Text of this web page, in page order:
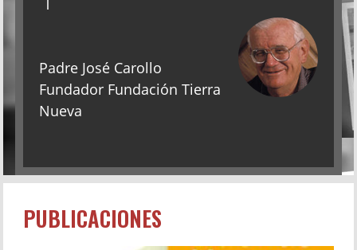
Padre José Carollo
Fundador Fundación Tierra
Nueva
PUBLICACIONES